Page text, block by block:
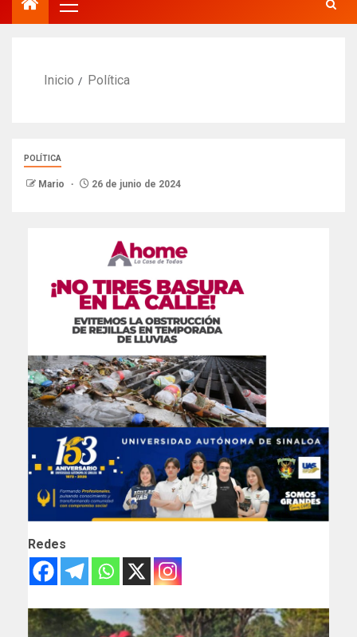
Inicio Política
POLÍTICA
Mario 26 de junio de 2024
Redes